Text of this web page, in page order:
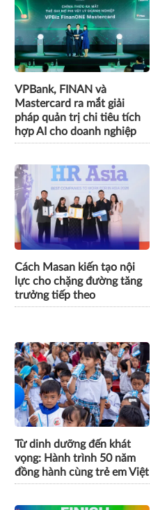
VPBank, FINAN và
Mastercard ra mắt giải
pháp quản trị chi tiêu tích
hợp AI cho doanh nghiệp
Cách Masan kiến tạo nội
lực cho chặng đường tăng
trưởng tiếp theo
Từ dinh dưỡng đến khát
vọng: Hành trình 50 năm
đồng hành cùng trẻ em Việt